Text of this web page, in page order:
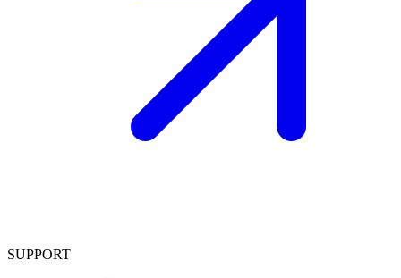
SUPPORT